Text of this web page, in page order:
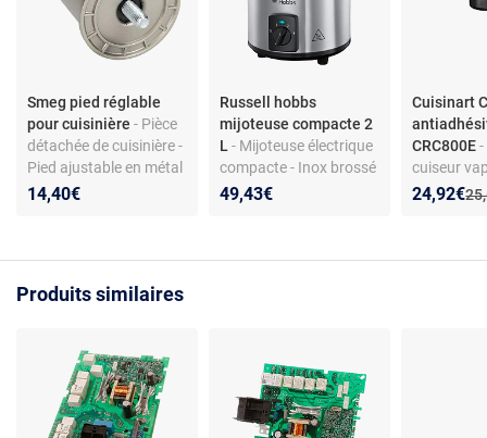
Smeg pied réglable
pour cuisinière - Pièce
détachée de cuisinière -
Pied ajustable en métal
- Finition inox -
14,40€
Russell hobbs
mijoteuse compacte 2
L- Mijoteuse électrique
compacte - Inox brossé
- 145 W - Cuve
49,43€
Cuisinart
CRC800E
cuiseur
riz/pâtes -
Nouveau
24,92€
Produits similaires